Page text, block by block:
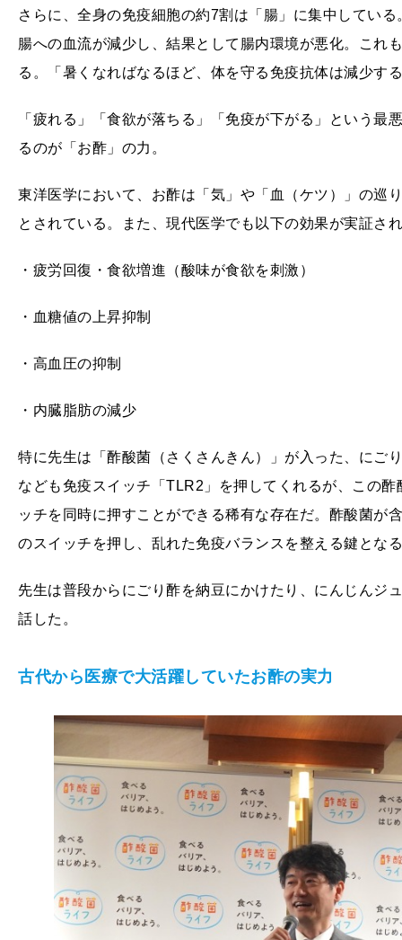
さらに、全身の免疫細胞の約7割は「腸」に集中してい
腸への血流が減少し、結果として腸内環境が悪化。これ
る。「暑くなればなるほど、体を守る免疫抗体は減少す
「疲れる」「食欲が落ちる」「免疫が下がる」という
るのが「お酢」の力。
東洋医学において、お酢は「気」や「血（ケツ）」の巡
とされている。また、現代医学でも以下の効果が実証さ
・疲労回復・食欲増進（酸味が食欲を刺激）
・血糖値の上昇抑制
・高血圧の抑制
・内臓脂肪の減少
特に先生は「酢酸菌（さくさんきん）」が入った、にご
なども免疫スイッチ「TLR2」を押してくれるが、この
ッチを同時に押すことができる稀有な存在だ。酢酸菌が
のスイッチを押し、乱れた免疫バランスを整える鍵とな
先生は普段からにごり酢を納豆にかけたり、にんじんジ
話した。
古代から医療で大活躍していたお酢の実力